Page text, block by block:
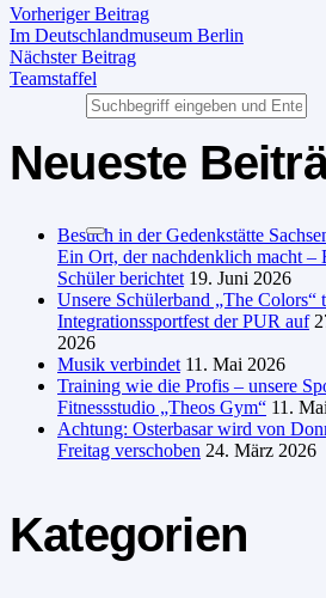
Vorheriger Beitrag
Im Deutschlandmuseum Berlin
Nächster Beitrag
Teamstaffel
Neueste
Besuch in der Gedenkstätte
Ein Ort, der nachdenklich macht –
Schüler berichtet 19. Juni 2026
Unsere Schülerband „The Colors“
Integrationssportfest der PUR auf
2026
Musik verbindet 11. Mai 2026
Training wie die Profis – unsere
Fitnessstudio „Theos Gym“ 11.
Achtung: Osterbasar wird von
Freitag verschoben 24. März 2026
Kategorien